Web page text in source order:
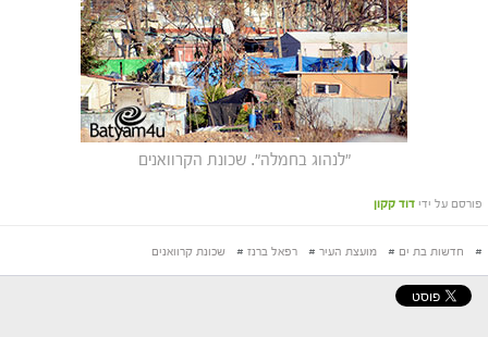
"לנהוג בחמלה". שכונת הקרוואנים
פורסם על ידי דוד קקון
# חדשות בת ים # מועצת העיר # רפאל ברנז # שכונת קרוואנים